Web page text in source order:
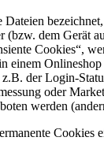
(bzw. dem Gerät
Cookies“,
einem
der Login-
oder
werden
Cookies